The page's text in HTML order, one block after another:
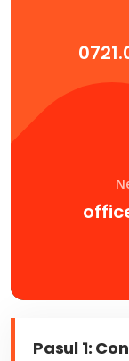
Pasul 1: